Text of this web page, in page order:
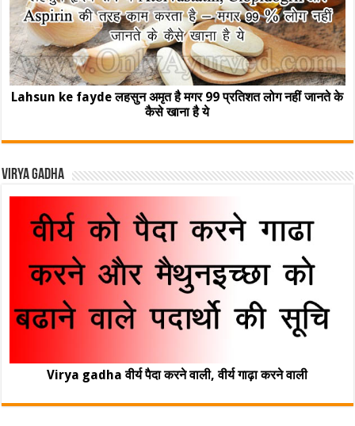
Lahsun ke fayde लहसुन अमृत है मगर 99 प्रतिशत लोग नहीं जानते के
कैसे खाना है ये
Virya Gadha
Virya gadha वीर्य पैदा करने वाली, वीर्य गाढ़ा करने वाली